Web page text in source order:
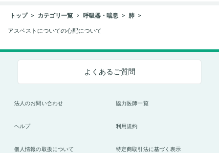
トップ カテゴリ一覧 呼吸器・喘息 肺
アスベストについての心配について
よくあるご質問
法人のお問い合わせ 協力医師一覧
ヘルプ 利用規約
個人情報の取扱について 特定商取引法に基づく表示